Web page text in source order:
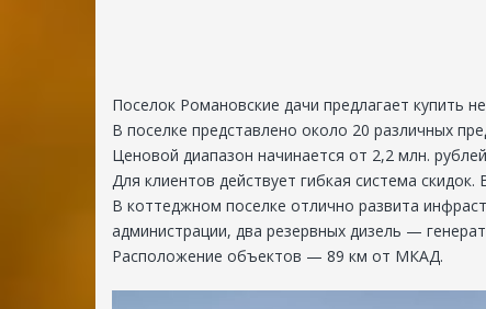
ДНП
«Романовские
дачи»
301002
Россия,
Тульская
область
(495)
Поселок Романовские дачи предлагает купить
В поселке представлено около 20 различных
Ценовой диапазон начинается от 2,2 млн.
Для клиентов действует гибкая система
В коттеджном поселке отлично развита
администрации, два резервных дизель —
Расположение объектов — 89 км от МКАД.